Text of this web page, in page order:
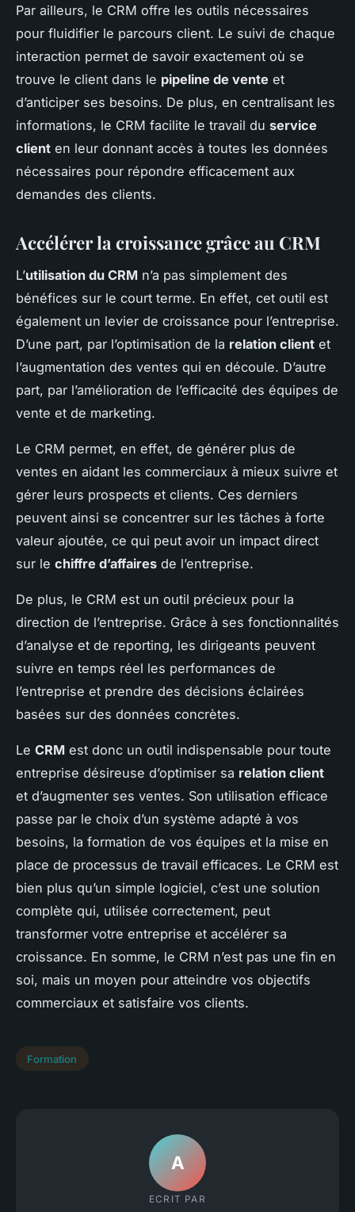
Par ailleurs, le CRM offre les outils nécessaires
pour fluidifier le parcours client. Le suivi de chaque
interaction permet de savoir exactement où se
trouve le client dans le pipeline de vente et
d’anticiper ses besoins. De plus, en centralisant les
informations, le CRM facilite le travail du service
client en leur donnant accès à toutes les données
nécessaires pour répondre efficacement aux
demandes des clients.
Accélérer la croissance grâce au CRM
L’utilisation du CRM n’a pas simplement des
bénéfices sur le court terme. En effet, cet outil est
également un levier de croissance pour l’entreprise.
D’une part, par l’optimisation de la relation client et
l’augmentation des ventes qui en découle. D’autre
part, par l’amélioration de l’efficacité des équipes de
vente et de marketing.
Le CRM permet, en effet, de générer plus de
ventes en aidant les commerciaux à mieux suivre et
gérer leurs prospects et clients. Ces derniers
peuvent ainsi se concentrer sur les tâches à forte
valeur ajoutée, ce qui peut avoir un impact direct
sur le chiffre d’affaires de l’entreprise.
De plus, le CRM est un outil précieux pour la
direction de l’entreprise. Grâce à ses fonctionnalités
d’analyse et de reporting, les dirigeants peuvent
suivre en temps réel les performances de
l’entreprise et prendre des décisions éclairées
basées sur des données concrètes.
Le CRM est donc un outil indispensable pour toute
entreprise désireuse d’optimiser sa relation client
et d’augmenter ses ventes. Son utilisation efficace
passe par le choix d’un système adapté à vos
besoins, la formation de vos équipes et la mise en
place de processus de travail efficaces. Le CRM est
bien plus qu’un simple logiciel, c’est une solution
complète qui, utilisée correctement, peut
transformer votre entreprise et accélérer sa
croissance. En somme, le CRM n’est pas une fin en
soi, mais un moyen pour atteindre vos objectifs
commerciaux et satisfaire vos clients.
Formation
A
ECRIT PAR